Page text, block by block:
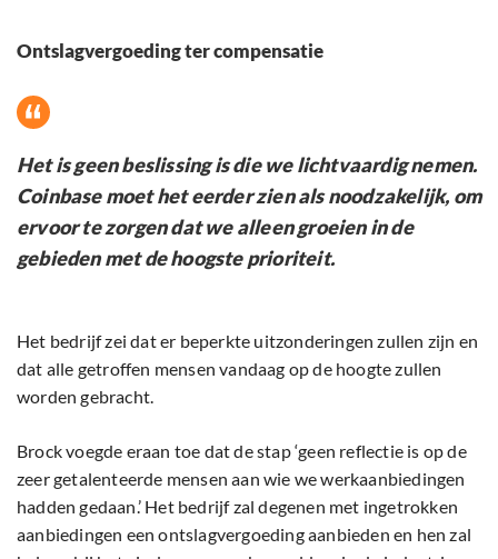
Ontslagvergoeding ter compensatie
Het is geen beslissing is die we lichtvaardig nemen.
Coinbase moet het eerder zien als noodzakelijk, om
ervoor te zorgen dat we alleen groeien in de
gebieden met de hoogste prioriteit.
Het bedrijf zei dat er beperkte uitzonderingen zullen zijn en
dat alle getroffen mensen vandaag op de hoogte zullen
worden gebracht.
Brock voegde eraan toe dat de stap ‘geen reflectie is op de
zeer getalenteerde mensen aan wie we werkaanbiedingen
hadden gedaan.’ Het bedrijf zal degenen met ingetrokken
aanbiedingen een ontslagvergoeding aanbieden en hen zal